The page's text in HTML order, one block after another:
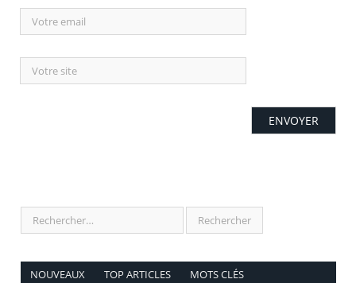
NOUVEAUX TOP ARTICLES MOTS CLÉS